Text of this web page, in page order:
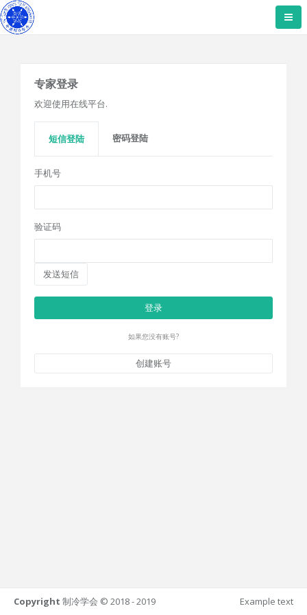
专家登录
欢迎使用在线平台.
短信登陆 密码登陆
手机号
验证码
登录
如果您没有账号?
创建账号
Example text
Copyright 制冷学会 © 2018 - 2019